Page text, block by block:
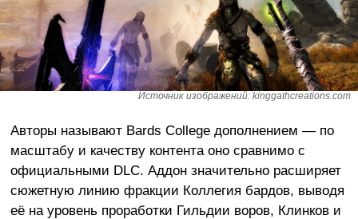
Источник изображений: kinggathcreations.com
Авторы называют Bards College дополнением — по
масштабу и качеству контента оно сравнимо с
официальными DLC. Аддон значительно расширяет
сюжетную линию фракции Коллегия бардов, выводя
её на уровень проработки Гильдии воров, Клинков и